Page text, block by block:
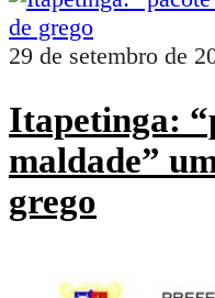
29 de setembro de
Itapetinga:
maldade”
grego